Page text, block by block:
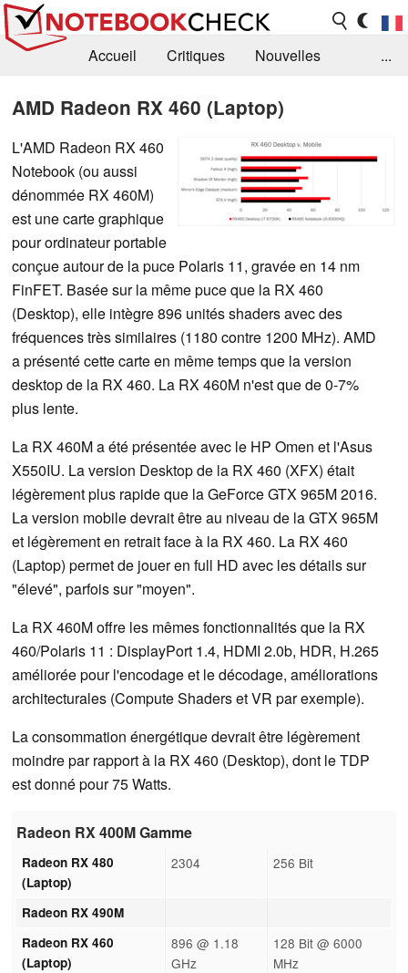
Accueil Critiques
Nouvelles
...
AMD Radeon RX 460 (Laptop)
L'AMD Radeon RX 460
Notebook (ou aussi
dénommée RX 460M)
est une carte graphique
pour ordinateur portable
conçue autour de la puce Polaris 11, gravée en 14 nm
FinFET. Basée sur la même puce que la RX 460
(Desktop), elle intègre 896 unités shaders avec des
fréquences très similaires (1180 contre 1200 MHz). AMD
a présenté cette carte en même temps que la version
desktop de la RX 460. La RX 460M n'est que de 0-7%
plus lente.
La RX 460M a été présentée avec le HP Omen et l'Asus
X550IU. La version Desktop de la RX 460 (XFX) était
légèrement plus rapide que la GeForce GTX 965M 2016.
La version mobile devrait être au niveau de la GTX 965M
et légèrement en retrait face à la RX 460. La RX 460
(Laptop) permet de jouer en full HD avec les détails sur
"élevé", parfois sur "moyen".
La RX 460M offre les mêmes fonctionnalités que la RX
460/Polaris 11 : DisplayPort 1.4, HDMI 2.0b, HDR, H.265
améliorée pour l'encodage et le décodage, améliorations
architecturales (Compute Shaders et VR par exemple).
La consommation énergétique devrait être légèrement
moindre par rapport à la RX 460 (Desktop), dont le TDP
est donné pour 75 Watts.
Radeon RX 400M Gamme
Radeon RX 480
(Laptop)
2304 256 Bit
Radeon RX 490M
Radeon RX 460
(Laptop)
896 @ 1.18
GHz
128 Bit @ 6000
MHz